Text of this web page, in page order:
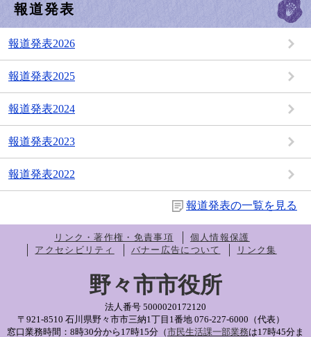
報道発表
報道発表2026
報道発表2025
報道発表2024
報道発表2023
報道発表2022
報道発表の一覧を見る
リンク・著作権・免責事項
個人情報保護
アクセシビリティ
バナー広告について リンク集
野々市市役所
法人番号 5000020172120
〒921-8510 石川県野々市市三納1丁目1番地 076-227-6000（代表）
窓口業務時間：8時30分から17時15分（市民生活課一部業務は17時45分ま